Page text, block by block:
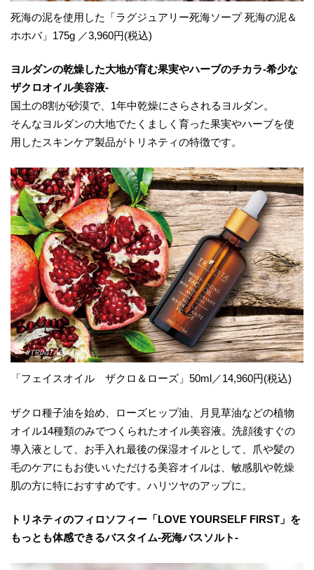
死海の泥を使⽤した「ラグジュアリー死海ソープ 死海の泥＆
ホホバ」175g ／3,960円(税込)
ヨルダンの乾燥した大地が育む果実やハーブのチカラ-希少な
ザクロオイル美容液-
国土の8割が砂漠で、1年中乾燥にさらされるヨルダン。
そんなヨルダンの大地でたくましく育った果実やハーブを使
用したスキンケア製品がトリネティの特徴です。
「フェイスオイル ザクロ＆ローズ」50ml／14,960円(税込)
ザクロ種子油を始め、ローズヒップ油、月見草油などの植物
オイル14種類のみでつくられたオイル美容液。洗顔後すぐの
導入液として、お手入れ最後の保湿オイルとして、爪や髪の
毛のケアにもお使いいただける美容オイルは、敏感肌や乾燥
肌の方に特におすすめです。ハリツヤのアップに。
トリネティのフィロソフィー「LOVE YOURSELF FIRST」を
もっとも体感できるバスタイム-死海バスソルト-